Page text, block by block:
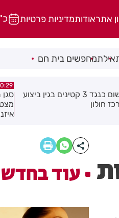
אתראודותמדיניות פרטיות
אילתמחפשים בית חם
3 קטינים בגין ביצוע
סגן ראש עיריית רמת
מצטרף למפלגת
עוד